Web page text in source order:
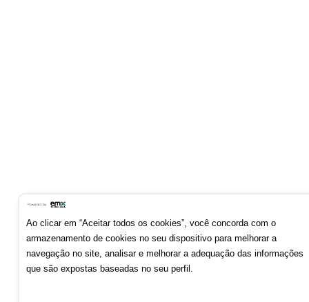
Ao clicar em “Aceitar todos os cookies”, você concorda com o
armazenamento de cookies no seu dispositivo para melhorar a
navegação no site, analisar e melhorar a adequação das informações
que são expostas baseadas no seu perfil.